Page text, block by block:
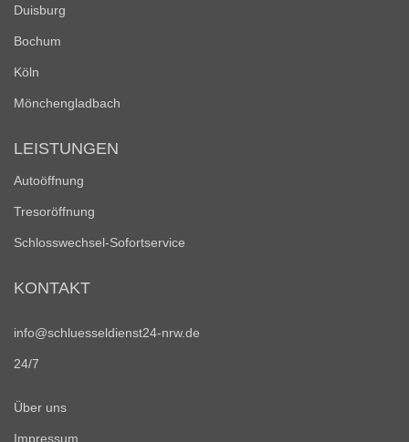
Duisburg
Bochum
Köln
Mönchengladbach
LEISTUNGEN
Autoöffnung
Tresoröffnung
Schlosswechsel-Sofortservice
KONTAKT
info@schluesseldienst24-nrw.de
24/7
Über uns
Impressum